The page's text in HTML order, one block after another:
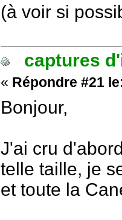
(à voir si
captures
« Répondre #21
Bonjour,
J'ai cru
telle taille, je
et toute la